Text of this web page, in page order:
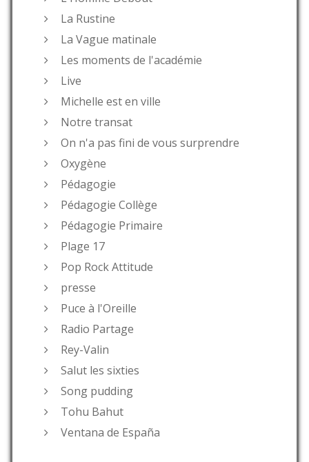
La Rustine
La Vague matinale
Les moments de l'académie
Live
Michelle est en ville
Notre transat
On n'a pas fini de vous surprendre
Oxygène
Pédagogie
Pédagogie Collège
Pédagogie Primaire
Plage 17
Pop Rock Attitude
presse
Puce à l'Oreille
Radio Partage
Rey-Valin
Salut les sixties
Song pudding
Tohu Bahut
Ventana de España